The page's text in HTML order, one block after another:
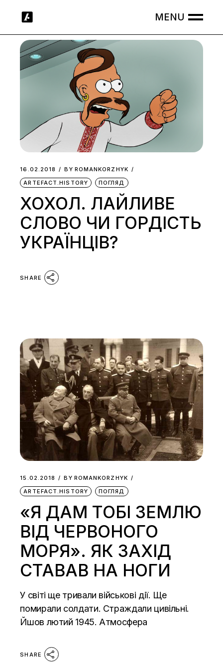
16.02.2018 BY ROMANKORZHYK
ARTEFACT.HISTORY
ПОГЛЯД
ХОХОЛ. ЛАЙЛИВЕ
СЛОВО ЧИ ГОРДІСТЬ
УКРАЇНЦІВ?
SHARE
15.02.2018 BY ROMANKORZHYK
ARTEFACT.HISTORY
ПОГЛЯД
«Я ДАМ ТОБІ ЗЕМЛЮ
ВІД ЧЕРВОНОГО
МОРЯ». ЯК ЗАХІД
СТАВАВ НА НОГИ
У світі ще тривали військові дії. Ще
помирали солдати. Страждали цивільні.
Йшов лютий 1945. Атмосфера
SHARE